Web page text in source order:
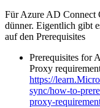
Für Azure AD Connect
dünner. Eigentlich gibt
auf den Prerequisites
Prerequisites for
Proxy
https://
sync/how-to-
proxy-